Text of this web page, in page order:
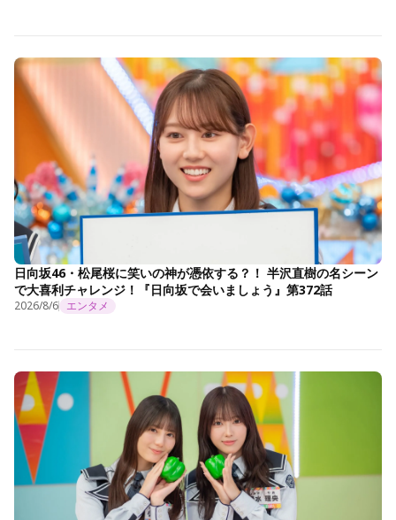
日向坂46・松尾桜に笑いの神が憑依する？！ 半沢直樹の名シーン
で大喜利チャレンジ！『日向坂で会いましょう』第372話
2026/8/6 エンタメ